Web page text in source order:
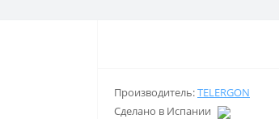
Производитель:TELERGON
Сделано в Испании